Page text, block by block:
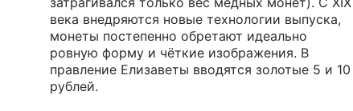
века внедряются новые технологии выпуска,
монеты постепенно обретают идеально
ровную форму и чёткие изображения. В
правление Елизаветы вводятся золотые 5 и 10
рублей.